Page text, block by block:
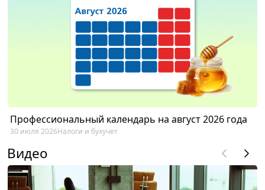
Профессиональный календарь на август 2026 года
30 июля 2026Налоги и бухучет
Видео